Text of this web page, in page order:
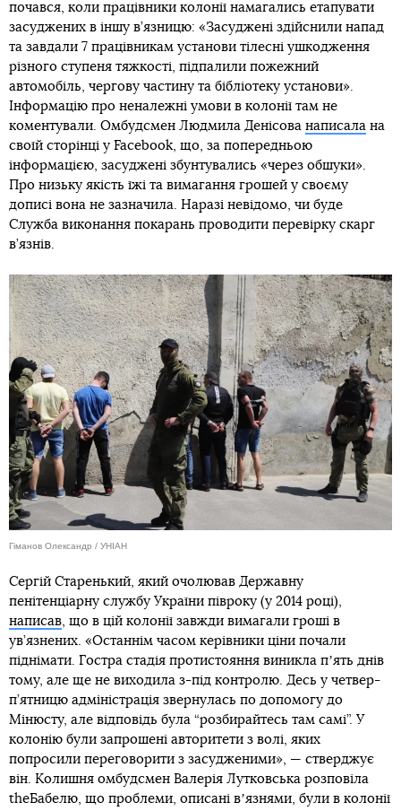
почався, коли працівники колонії намагались етапувати
засуджених в іншу в’язницю: «Засуджені здійснили напад
та завдали 7 працівникам установи тілесні ушкодження
різного ступеня тяжкості, підпалили пожежний
автомобіль, чергову частину та бібліотеку установи».
Інформацію про неналежні умови в колонії там не
коментували. Омбудсмен Людмила Денісова написала на
своїй сторінці у Facebook, що, за попередньою
інформацією, засуджені збунтувались «через обшуки».
Про низьку якість їжі та вимагання грошей у своєму
дописі вона не зазначила. Наразі невідомо, чи буде
Служба виконання покарань проводити перевірку скарг
в’язнів.
Гіманов Олександр / УНІАН
Сергій Старенький, який очолював Державну
пенітенціарну службу України півроку (у 2014 році),
написав, що в цій колонії завжди вимагали гроші в
ув’язнених. «Останнім часом керівники ціни почали
піднімати. Гостра стадія протистояння виникла пʼять днів
тому, але ще не виходила з-під контролю. Десь у четвер-
п’ятницю адміністрація звернулась по допомогу до
Мінюсту, але відповідь була “розбирайтесь там самі”. У
колонію були запрошені авторитети з волі, яких
попросили переговорити з засудженими», — стверджує
він. Колишня омбудсмен Валерія Лутковська розповіла
theБабелю, що проблеми, описані вʼязнями, були в колонії